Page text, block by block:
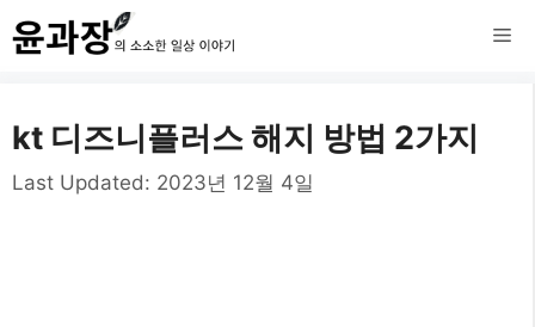
컨
텐
로
건
메
kt 디즈니플러스 해지 방법 2가지
Last Updated: 2023년 12월 4일